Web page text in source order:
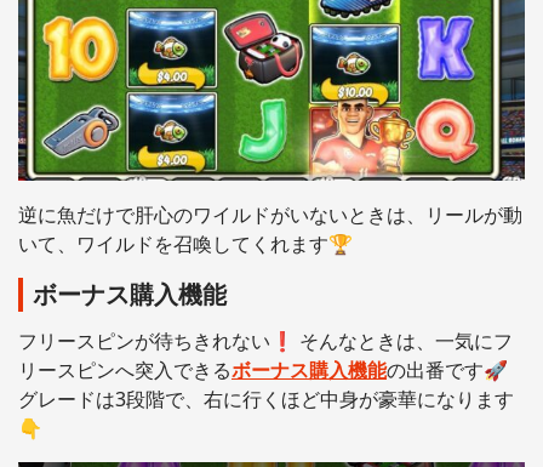
逆に魚だけで肝心のワイルドがいないときは、リールが動
いて、ワイルドを召喚してくれます🏆
ボーナス購入機能
フリースピンが待ちきれない❗️ そんなときは、一気にフ
リースピンへ突入できるボーナス購入機能の出番です🚀
グレードは3段階で、右に行くほど中身が豪華になります
👇